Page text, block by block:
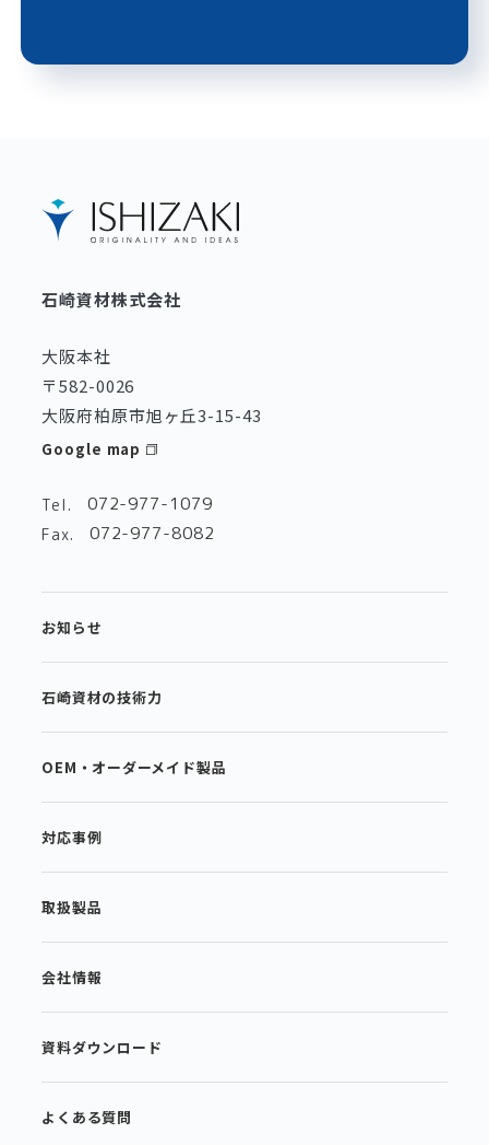
石崎資材株式会社
大阪本社
〒582-0026
大阪府柏原市旭ヶ丘3-15-43
Google map
Tel. 072-977-1079
Fax. 072-977-8082
お知らせ
石崎資材の技術力
OEM・オーダーメイド製品
対応事例
取扱製品
会社情報
資料ダウンロード
よくある質問